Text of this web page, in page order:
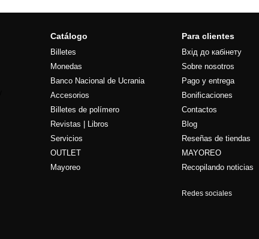
Catálogo
Billetes
Monedas
Banco Nacional de Ucrania
Accesorios
Billetes de polímero
Revistas | Libros
Servicios
OUTLET
Mayoreo
Para clientes
Вхід до кабінету
Sobre nosotros
Pago y entrega
Bonificaciones
Contactos
Blog
Reseñas de tiendas
MAYOREO
Recopilando noticias
Redes sociales